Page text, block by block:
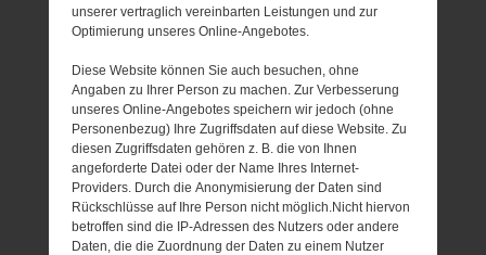
unserer vertraglich vereinbarten Leistungen und zur
Optimierung unseres Online-Angebotes.
Diese Website können Sie auch besuchen, ohne
Angaben zu Ihrer Person zu machen. Zur Verbesserung
unseres Online-Angebotes speichern wir jedoch (ohne
Personenbezug) Ihre Zugriffsdaten auf diese Website. Zu
diesen Zugriffsdaten gehören z. B. die von Ihnen
angeforderte Datei oder der Name Ihres Internet-
Providers. Durch die Anonymisierung der Daten sind
Rückschlüsse auf Ihre Person nicht möglich.Nicht hiervon
betroffen sind die IP-Adressen des Nutzers oder andere
Daten, die die Zuordnung der Daten zu einem Nutzer